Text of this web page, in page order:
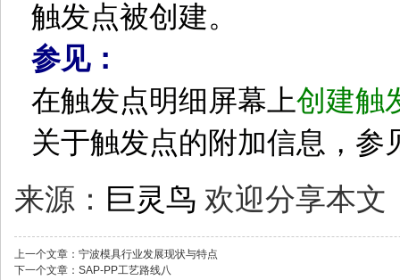
触发点被创建。
参见：
在触发点明细屏幕上创建触
关于触发点的附加信息，参
来源： 巨灵鸟 欢迎分享本文
上一个文章： 宁波模具行业发展现状与特点
下一个文章： SAP-PP工艺路线八